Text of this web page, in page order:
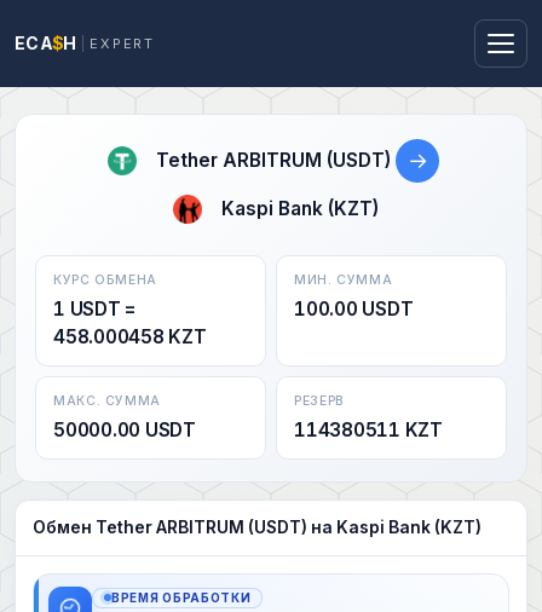
ECA$H EXPERT
Tether ARBITRUM (USDT) →
Kaspi Bank (KZT)
КУРС ОБМЕНА
1 USDT =
458.000458 KZT
МИН. СУММА
100.00 USDT
МАКС. СУММА
50000.00 USDT
РЕЗЕРВ
114380511 KZT
Обмен Tether ARBITRUM (USDT) на Kaspi Bank (KZT)
ВРЕМЯ ОБРАБОТКИ